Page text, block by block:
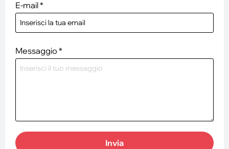
E-mail*
Messaggio *
Invia